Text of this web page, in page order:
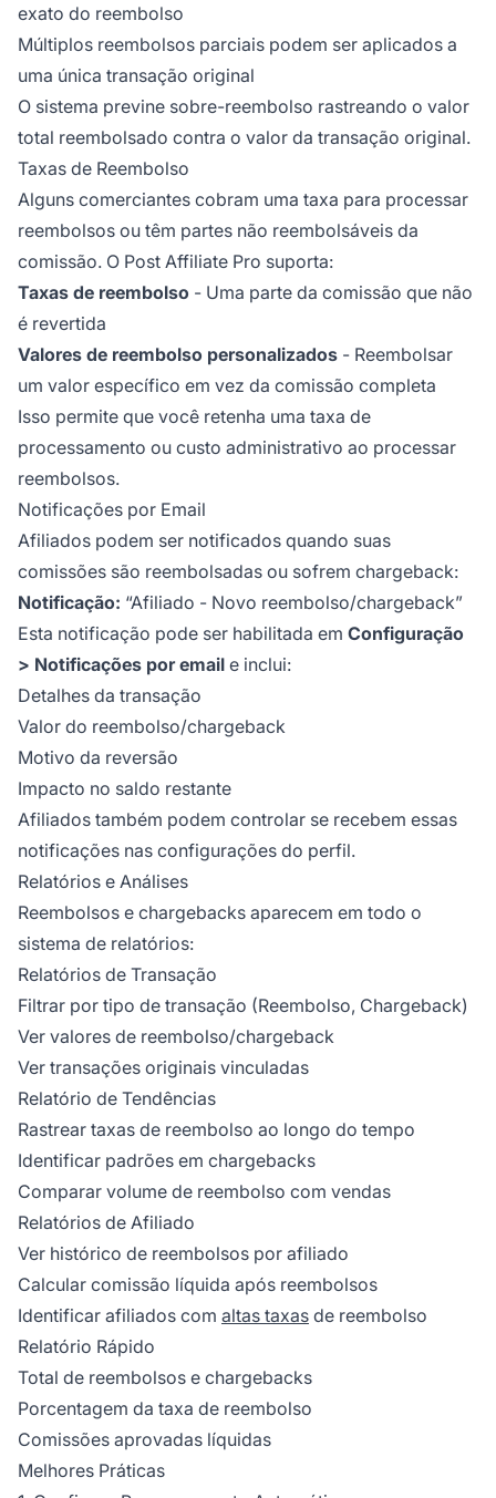
exato do reembolso
Múltiplos reembolsos parciais podem ser aplicados a
uma única transação original
O sistema previne sobre-reembolso rastreando o valor
total reembolsado contra o valor da transação original.
Taxas de Reembolso
Alguns comerciantes cobram uma taxa para processar
reembolsos ou têm partes não reembolsáveis da
comissão. O Post Affiliate Pro suporta:
Taxas de reembolso - Uma parte da comissão que não
é revertida
Valores de reembolso personalizados - Reembolsar
um valor específico em vez da comissão completa
Isso permite que você retenha uma taxa de
processamento ou custo administrativo ao processar
reembolsos.
Notificações por Email
Afiliados podem ser notificados quando suas
comissões são reembolsadas ou sofrem chargeback:
Notificação: “Afiliado - Novo reembolso/chargeback”
Esta notificação pode ser habilitada em Configuração
> Notificações por email e inclui:
Detalhes da transação
Valor do reembolso/chargeback
Motivo da reversão
Impacto no saldo restante
Afiliados também podem controlar se recebem essas
notificações nas configurações do perfil.
Relatórios e Análises
Reembolsos e chargebacks aparecem em todo o
sistema de relatórios:
Relatórios de Transação
Filtrar por tipo de transação (Reembolso, Chargeback)
Ver valores de reembolso/chargeback
Ver transações originais vinculadas
Relatório de Tendências
Rastrear taxas de reembolso ao longo do tempo
Identificar padrões em chargebacks
Comparar volume de reembolso com vendas
Relatórios de Afiliado
Ver histórico de reembolsos por afiliado
Calcular comissão líquida após reembolsos
Identificar afiliados com altas taxas de reembolso
Relatório Rápido
Total de reembolsos e chargebacks
Porcentagem da taxa de reembolso
Comissões aprovadas líquidas
Melhores Práticas